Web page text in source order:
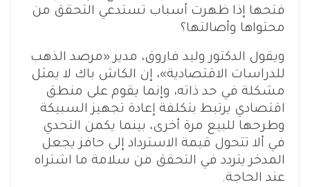
فتحها إذا ظهرت أسباب تستدعي التحقق من
محتواها وأصالتها؟
ويقول الدكتور وليد فاروق، مدير «مرصد الذهب
للدراسات الاقتصادية»، إن الكاش باك لا يمثل
مشكلة في حد ذاته، وإنما يقوم على منطق
اقتصادي يرتبط بتكلفة إعادة تجهيز السبيكة
وطرحها للبيع مرة أخرى، بينما يكمن التحدي
في ألا تتحول قيمة الاسترداد إلى حافز يجعل
المدخر يتردد في التحقق من سلامة ما اشتراه
عند الحاجة.